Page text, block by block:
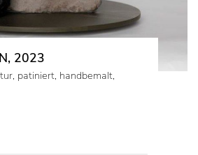
2023
patiniert, handbemalt,